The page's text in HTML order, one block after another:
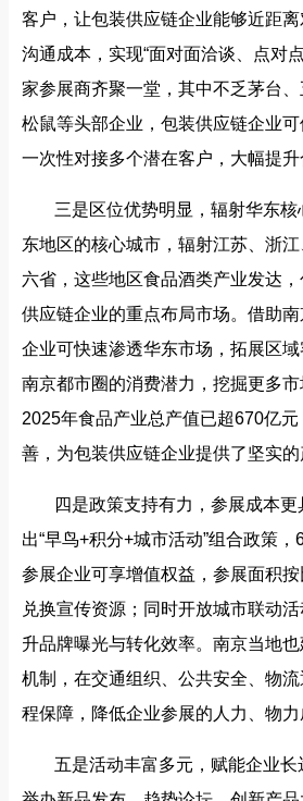
客户，让包装供应链企业能够近距
沟通成本，实现“面对面洽谈、点对
家参展商齐聚一堂，其中不乏茅台
松鼠等头部企业，包装供应链企业可
一次性对接多个潜在客户，大幅提升
三是区位优势明显，辐射华东
东地区的核心城市，辐射江苏、浙
六省，这些地区食品酒类产业发达
供应链企业的重点布局市场。借助
企业可快速渗透华东市场，拓展区
南京都市圈的消费潜力，挖掘更多
2025年食品产业总产值已超670亿
善，为包装供应链企业提供了坚实的
四是政策支持有力，参展成本
出“早鸟+积分+城市活动”组合政策
参展企业可享增值权益，参展面积
兑换宣传资源；同时开放城市联动
升品牌曝光与转化效率。南京当地
机制，在交通组织、公共安全、物
程保障，降低企业参展的人力、物力
五是活动丰富多元，赋能企业